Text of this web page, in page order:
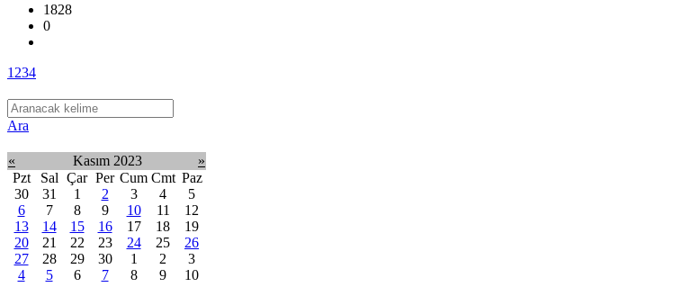
1828
0
1 234
Ara
« Kasım 2023
»
Pzt
Sal Çar Per Cum Cmt Paz
30
31 1 2 3 4
5
6
7 8 9 10 11
12
13
14 15 16 17 18
19
20
21 22 23 24 25
26
27
28 29 30 1 2
3
4
5 6 7 8 9 10